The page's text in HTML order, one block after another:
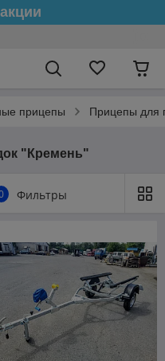
прицепы Прицепы для
"Кремень"
Фильтры